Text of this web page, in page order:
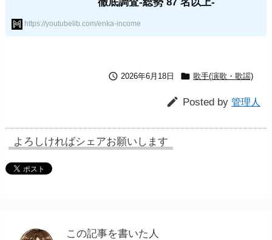
https://youtubelib.com/enka-income
 2026年6月18日  歌手(演歌・歌謡)
 Posted by 管理人
よろしければシェアお願いします
この記事を書いた人